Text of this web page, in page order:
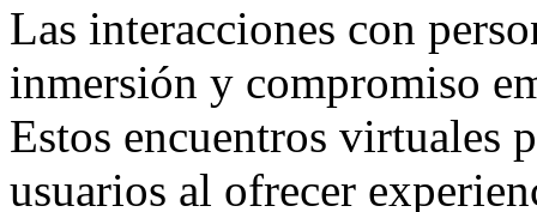
Las interacciones con
inmersión y compromiso
Estos encuentros virtuales
usuarios al ofrecer